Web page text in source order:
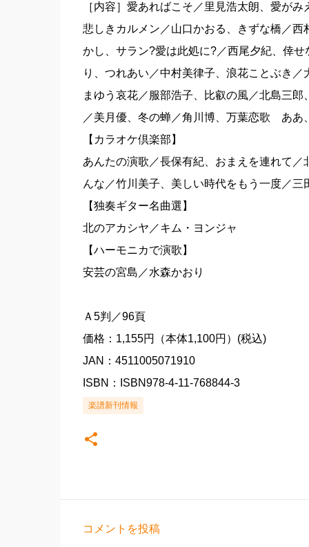
［内容］愛あればこそ／里見浩太朗、愛が
悲しきカルメン／山口かおる、きずな橋／
かし、サラン?愛は此処に?／西尾夕紀、倖
り、つれあい／中村美律子、浪花ことぶき
まゆう哀花／服部浩子、比叡の風／北島三
／美月優、冬の蝉／角川博、万葉恋歌 ああ
【カラオケ倶楽部】
あんたの演歌／長保有紀、おまえを連れて
んな／竹川美子、美しい時代をもう一度／三
【独奏ギター名曲選】
北のアカシヤ／キム・ヨンジャ
【ハーモニカで演歌】
安芸の宮島／水森かおり
Ａ5判／96頁
価格：1,155円（本体1,100円）(税込)
JAN：4511005071910
ISBN：ISBN978-4-11-768844-3
楽譜新刊情報
コメントを投稿